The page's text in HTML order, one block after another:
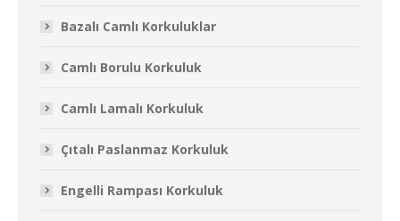
Bazalı Camlı Korkuluklar
Camlı Borulu Korkuluk
Camlı Lamalı Korkuluk
Çıtalı Paslanmaz Korkuluk
Engelli Rampası Korkuluk